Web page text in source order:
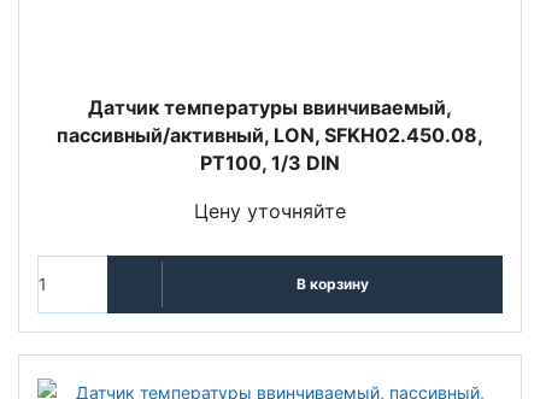
Датчик температуры ввинчиваемый,
пассивный/активный, LON, SFKH02.450.08,
PT100, 1/3 DIN
Цену уточняйте
В корзину